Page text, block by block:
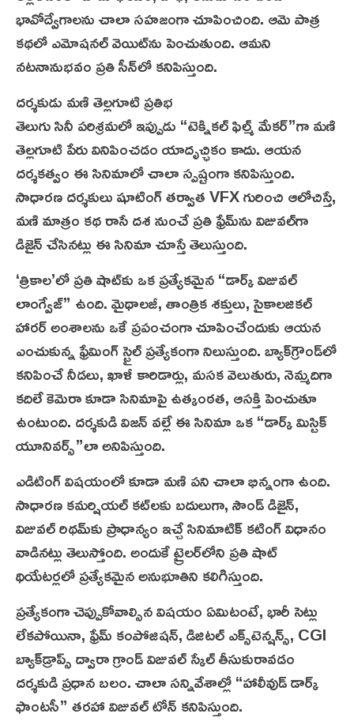
భావోద్వేగాలను చాలా సహజంగా చూపించింది. ఆమె పాత్ర
కథలో ఎమోషనల్ వెయిట్‌ను పెంచుతుంది. ఆమని
నట‌నానుభవం ప్రతి సీన్‌లో కనిపిస్తుంది.
దర్శకుడు మణి తెల్లగూటి ప్రతిభ
తెలుగు సినీ పరిశ్రమలో ఇప్పుడు “టెక్నికల్ ఫిల్మ్ మేకర్”గా మణి
తెల్లగూటి పేరు వినిపించడం యాదృచ్ఛికం కాదు. ఆయన
దర్శకత్వం ఈ సినిమాలో చాలా స్పష్టంగా కనిపిస్తుంది.
సాధారణ దర్శకులు షూటింగ్ తర్వాత VFX గురించి ఆలోచిస్తే,
మణి మాత్రం కథ రాసే దశ నుంచే ప్రతి ఫ్రేమ్‌ను విజువల్‌గా
డిజైన్ చేసినట్లు ఈ సినిమా చూస్తే తెలుస్తుంది.
‘త్రికాల’లో ప్రతి షాట్‌కు ఒక ప్రత్యేకమైన “డార్క్ విజువల్
లాంగ్వేజ్” ఉంది. మైథాలజీ, తాంత్రిక శక్తులు, సైకాలజికల్
హారర్ అంశాలను ఒకే ప్రపంచంగా చూపించేందుకు ఆయన
ఎంచుకున్న ఫ్రేమింగ్ స్టైల్ ప్రత్యేకంగా నిలుస్తుంది. బ్యాక్‌గ్రౌండ్‌లో
కనిపించే నీడలు, ఖాళీ కారిడార్లు, మసక వెలుతురు, నెమ్మదిగా
కదిలే కెమెరా కూడా సినిమాపై ఉత్కంఠ‌త‌, ఆస‌క్తి పెంచుతూ
ఉంటుంది. దర్శకుడి విజన్ వల్లే ఈ సినిమా ఒక “డార్క్ మిస్టిక్
యూనివర్స్”లా అనిపిస్తుంది.
ఎడిటింగ్ విషయంలో కూడా మణి పని చాలా భిన్నంగా ఉంది.
సాధారణ కమర్షియల్ కట్‌లకు బదులుగా, సౌండ్ డిజైన్,
విజువల్ రిథమ్‌కు ప్రాధాన్యం ఇచ్చే సినిమాటిక్ కటింగ్ విధానం
వాడినట్లు తెలుస్తోంది. అందుకే ట్రైలర్‌లోని ప్రతి షాట్
థియేటర్లలో ప్ర‌త్యేక‌మైన‌ అనుభూతిని కలిగిస్తుంది.
ప్రత్యేకంగా చెప్పుకోవాల్సిన విషయం ఏమిటంటే, భారీ సెట్లు
లేకపోయినా, ఫ్రేమ్ కంపోజిషన్, డిజిటల్ ఎక్స్‌టెన్షన్స్, CGI
బ్యాక్‌డ్రాప్స్ ద్వారా గ్రాండ్ విజువల్ స్కేల్ తీసుకురావడం
దర్శకుడి ప్రధాన బలం. చాలా సన్నివేశాల్లో “హాలీవుడ్ డార్క్
ఫాంటసీ” తరహా విజువల్ టోన్ కనిపిస్తుంది.